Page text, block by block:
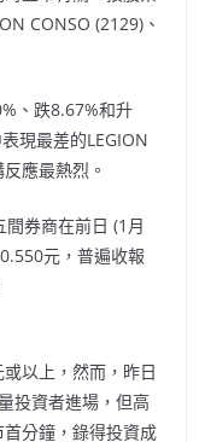
CONSO (2129)、
、跌8.67%和升
現最差的LEGION
應最熱烈。
券商在前日 (1月
元，普遍收報
以上，然而，昨日
投資者進場，但高
分鐘，錄得投資成